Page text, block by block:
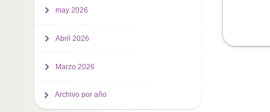
may 2026
Abril 2026
Marzo 2026
Archivo por año